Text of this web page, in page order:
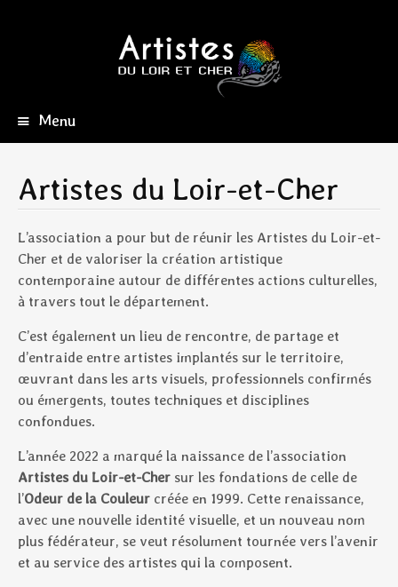
Menu
principal
Artistes du Loir-et-Cher
L’association a pour but de réunir les Artistes du Loir-et-
Cher et de valoriser la création artistique
contemporaine autour de différentes actions culturelles,
à travers tout le département.
C’est également un lieu de rencontre, de partage et
d’entraide entre artistes implantés sur le territoire,
œuvrant dans les arts visuels, professionnels confirmés
ou émergents, toutes techniques et disciplines
confondues.
L’année 2022 a marqué la naissance de l’association
Artistes du Loir-et-Cher sur les fondations de celle de
l’Odeur de la Couleur créée en 1999. Cette renaissance,
avec une nouvelle identité visuelle, et un nouveau nom
plus fédérateur, se veut résolument tournée vers l’avenir
et au service des artistes qui la composent.